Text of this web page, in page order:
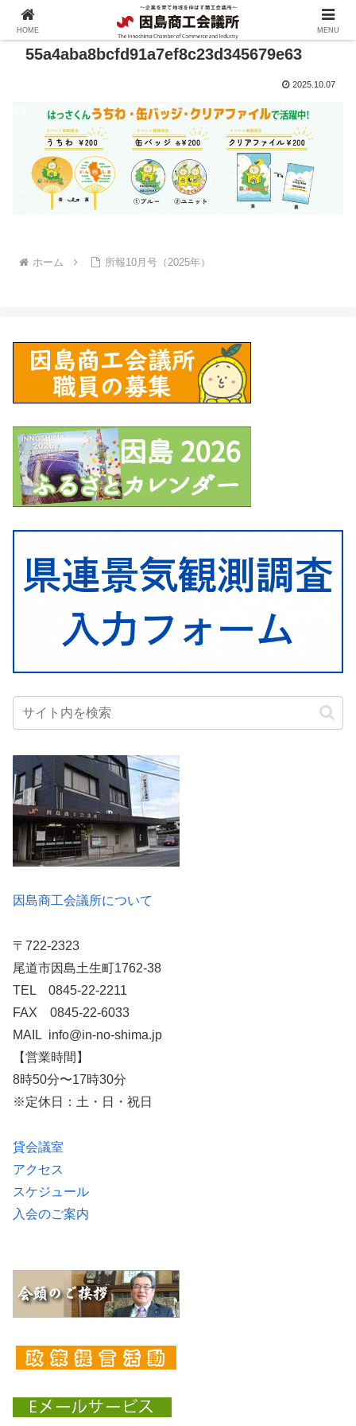
55a4aba8bcfd91a7ef8c23d345679e63
2025.10.07
ホーム 所報10月号（2025年）
因島商工会議所について
〒722-2323
尾道市因島土生町1762-38
TEL 0845-22-2211
FAX 0845-22-6033
MAIL info@in-no-shima.jp
【営業時間】
8時50分〜17時30分
※定休日：土・日・祝日
貸会議室
アクセス
スケジュール
入会のご案内
HOME MENU